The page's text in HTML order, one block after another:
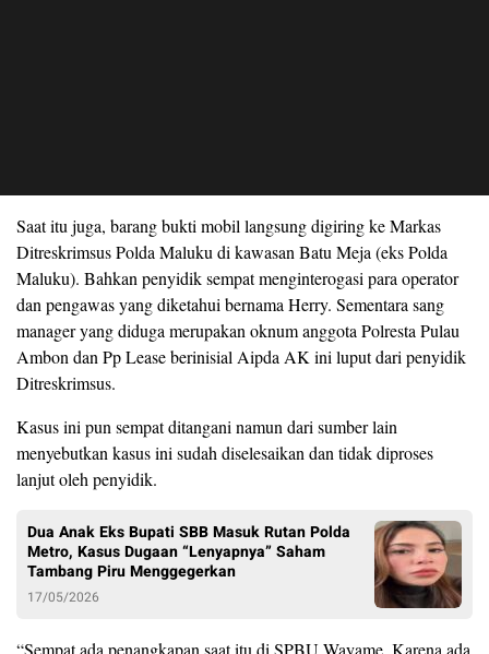
Saat itu juga, barang bukti mobil langsung digiring ke Markas
Ditreskrimsus Polda Maluku di kawasan Batu Meja (eks Polda
Maluku). Bahkan penyidik sempat menginterogasi para operator
dan pengawas yang diketahui bernama Herry. Sementara sang
manager yang diduga merupakan oknum anggota Polresta Pulau
Ambon dan Pp Lease berinisial Aipda AK ini luput dari penyidik
Ditreskrimsus.
Kasus ini pun sempat ditangani namun dari sumber lain
menyebutkan kasus ini sudah diselesaikan dan tidak diproses
lanjut oleh penyidik.
Dua Anak Eks Bupati SBB Masuk Rutan Polda
Metro, Kasus Dugaan “Lenyapnya” Saham
Tambang Piru Menggegerkan
17/05/2026
“Sempat ada penangkapan saat itu di SPBU Wayame. Karena ada